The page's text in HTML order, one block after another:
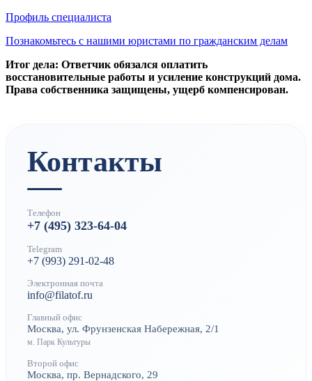
Профиль специалиста
Познакомьтесь с нашими юристами по гражданским делам
Итог дела: Ответчик обязался оплатить
восстановительные работы и усиление конструкций дома.
Права собственника защищены, ущерб компенсирован.
Контакты
Телефон
+7 (495) 323-64-04
Telegram
+7 (993) 291-02-48
Электронная почта
info@filatof.ru
Главный офис
Москва, ул. Фрунзенская Набережная, 2/1
м. Парк Культуры
Второй офис
Москва, пр. Вернадского, 29